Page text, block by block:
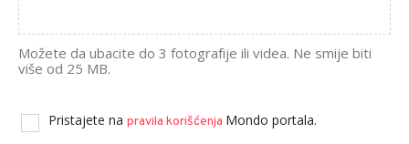
Možete da ubacite do 3 fotografije ili videa. Ne smije biti
više od 25 MB.
Pristajete na pravila korišćenja Mondo portala.